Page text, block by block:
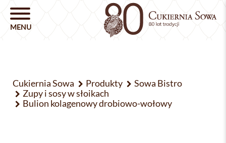
Cukiernia Sowa Produkty
Sowa Bistro
Zupy i sosy w słoikach
Bulion kolagenowy drobiowo-wołowy